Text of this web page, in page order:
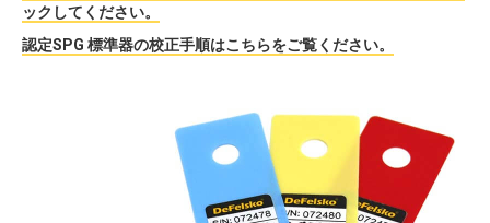
ックしてください。
認定SPG 標準器の校正手順はこちらをご覧ください。